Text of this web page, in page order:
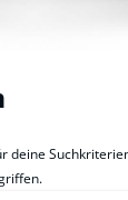
deine